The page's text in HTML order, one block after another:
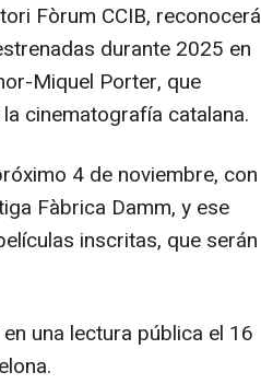
Fòrum CCIB, reconocerá
durante 2025 en
Miquel Porter, que
cinematografía catalana.
4 de noviembre, con
Fàbrica Damm, y ese
inscritas, que serán
una lectura pública el 16